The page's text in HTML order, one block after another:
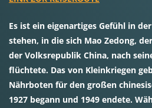
Es ist ein eigenartiges Gefühl in
stehen, in die sich Mao Zedong,
der Volksrepublik China, nach
flüchtete. Das von Kleinkriegen
Nährboten für den großen
1927 begann und 1949 endete.